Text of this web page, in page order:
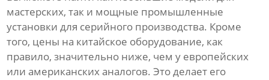
мастерских, так и мощные промышленные
установки для серийного производства. Кроме
того, цены на китайское оборудование, как
правило, значительно ниже, чем у европейских
или американских аналогов. Это делает его